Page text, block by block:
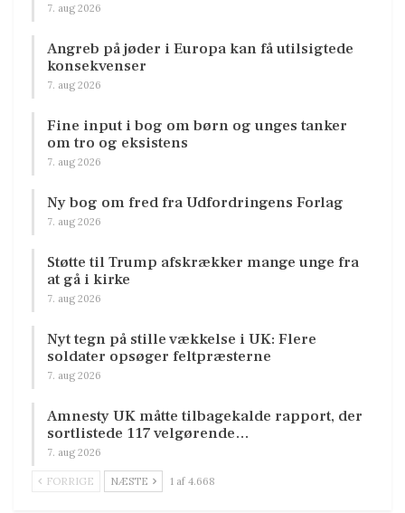
7. aug 2026
Angreb på jøder i Europa kan få utilsigtede
konsekvenser
7. aug 2026
Fine input i bog om børn og unges tanker
om tro og eksistens
7. aug 2026
Ny bog om fred fra Udfordringens Forlag
7. aug 2026
Støtte til Trump afskrækker mange unge fra
at gå i kirke
7. aug 2026
Nyt tegn på stille vækkelse i UK: Flere
soldater opsøger feltpræsterne
7. aug 2026
Amnesty UK måtte tilbagekalde rapport, der
sortlistede 117 velgørende…
7. aug 2026
FORRIGE NÆSTE 1 af 4.668